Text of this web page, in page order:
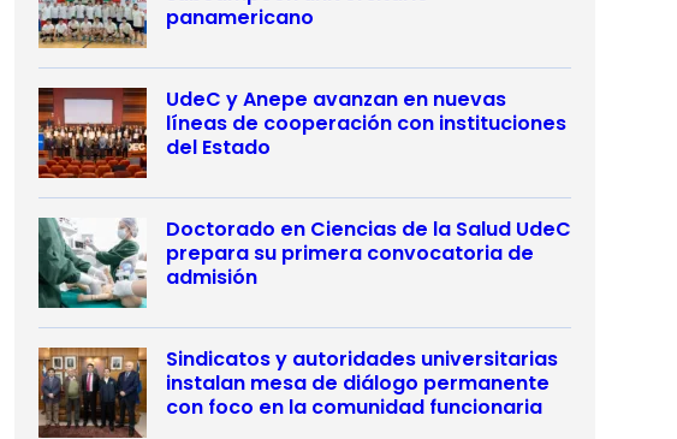
panamericano
UdeC y Anepe avanzan en nuevas
líneas de cooperación con instituciones
del Estado
Doctorado en Ciencias de la Salud UdeC
prepara su primera convocatoria de
admisión
Sindicatos y autoridades universitarias
instalan mesa de diálogo permanente
con foco en la comunidad funcionaria